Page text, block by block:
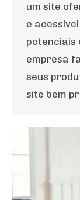
um site
e
potenciais
empresa
seus
site bem